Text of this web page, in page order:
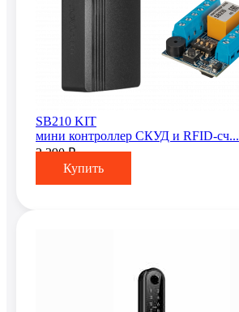
SB210 KIT
мини контроллер СКУД и RFID-сч...
2 390 ₽
Купить